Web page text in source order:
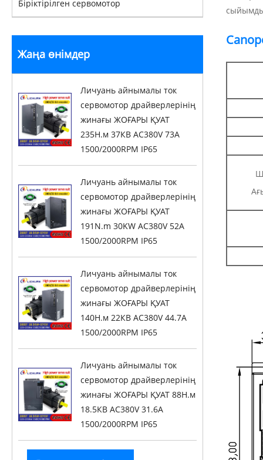
Біріктірілген сервомотор
Жаңа өнімдер
Личуань айнымалы ток
сервомотор драйверлерінің
жинағы ЖОҒАРЫ ҚУАТ
235Н.м 37КВ AC380V 73A
1500/2000RPM IP65
Личуань айнымалы ток
сервомотор драйверлерінің
жинағы ЖОҒАРЫ ҚУАТ
191N.m 30KW AC380V 52A
1500/2000RPM IP65
Личуань айнымалы ток
сервомотор драйверлерінің
жинағы ЖОҒАРЫ ҚУАТ
140Н.м 22КВ AC380V 44.7A
1500/2000RPM IP65
Личуань айнымалы ток
сервомотор драйверлерінің
жинағы ЖОҒАРЫ ҚУАТ 88Н.м
18.5КВ AC380V 31.6A
1500/2000RPM IP65